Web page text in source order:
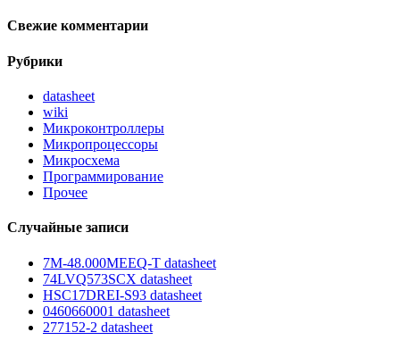
Свежие комментарии
Рубрики
datasheet
wiki
Микроконтроллеры
Микропроцессоры
Микросхема
Программирование
Прочее
Случайные записи
7M-48.000MEEQ-T datasheet
74LVQ573SCX datasheet
HSC17DREI-S93 datasheet
0460660001 datasheet
277152-2 datasheet